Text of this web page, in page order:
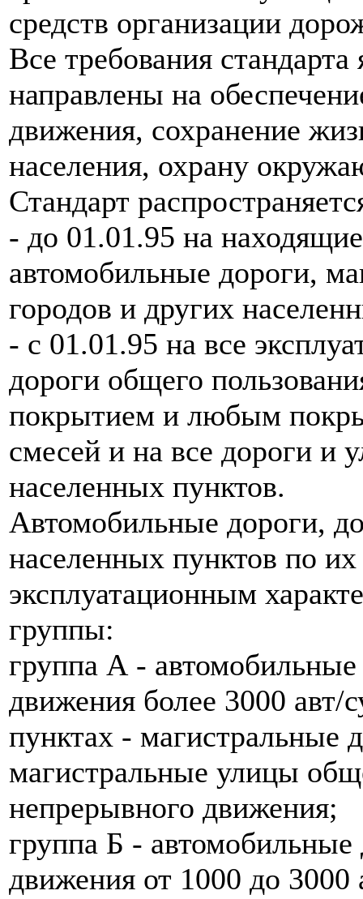
средств организации
Все требования
направлены на
движения, сохранение
населения, охрану
Стандарт
- до 01.01.95 на
автомобильные дороги,
городов и других
- с 01.01.95 на все
дороги общего
покрытием и любым
смесей и на все дороги и
населенных пунктов.
Автомобильные дороги,
населенных пунктов по
эксплуатационным
группы:
группа А -
движения более 3000 авт/
пунктах - магистральные
магистральные улицы
непрерывного движения;
группа Б -
движения от 1000 до 3000